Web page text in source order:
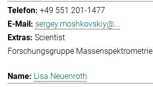
+49 551 201-1477
sergey.moshkovskiy@...
Scientist
Forschungsgruppe Massenspektrometrie
Lisa Neuenroth